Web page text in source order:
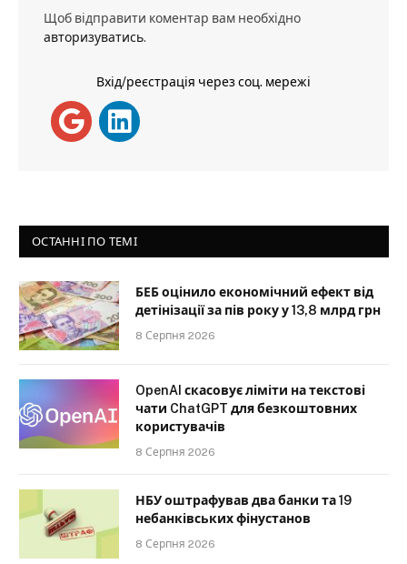
Щоб відправити коментар вам необхідно
авторизуватись.
Вхід/реєстрація через соц. мережі
ОСТАННІ ПО ТЕМІ
БЕБ оцінило економічний ефект від
детінізації за пів року у 13,8 млрд грн
8 Серпня 2026
OpenAI скасовує ліміти на текстові
чати ChatGPT для безкоштовних
користувачів
8 Серпня 2026
НБУ оштрафував два банки та 19
небанківських фінустанов
8 Серпня 2026